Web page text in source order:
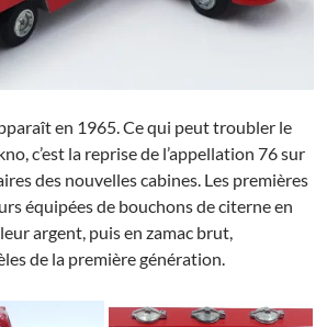
en 1965. Ce qui peut troubler le
c’est la reprise de l’appellation 76 sur
des nouvelles cabines. Les premières
équipées de bouchons de citerne en
argent, puis en zamac brut,
de la première génération.